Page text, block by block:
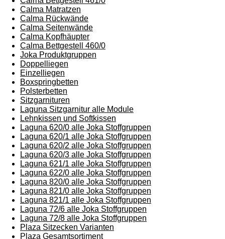
Calma Matratzen
Calma Rückwände
Calma Seitenwände
Calma Kopfhäupter
Calma Bettgestell 460/0
Joka Produktgruppen
Doppelliegen
Einzelliegen
Boxspringbetten
Polsterbetten
Sitzgarnituren
Laguna Sitzgarnitur alle Module
Lehnkissen und Softkissen
Laguna 620/0 alle Joka Stoffgruppen
Laguna 620/1 alle Joka Stoffgruppen
Laguna 620/2 alle Joka Stoffgruppen
Laguna 620/3 alle Joka Stoffgruppen
Laguna 621/1 alle Joka Stoffgruppen
Laguna 622/0 alle Joka Stoffgruppen
Laguna 820/0 alle Joka Stoffgruppen
Laguna 821/0 alle Joka Stoffgruppen
Laguna 821/1 alle Joka Stoffgruppen
Laguna 72/6 alle Joka Stoffgruppen
Laguna 72/8 alle Joka Stoffgruppen
Plaza Sitzecken Varianten
Plaza Gesamtsortiment